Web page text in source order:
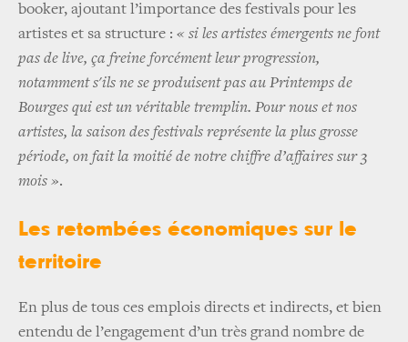
booker, ajoutant l’importance des festivals pour les
artistes et sa structure : « si les artistes émergents ne font
pas de live, ça freine forcément leur progression,
notamment s'ils ne se produisent pas au Printemps de
Bourges qui est un véritable tremplin. Pour nous et nos
artistes, la saison des festivals représente la plus grosse
période, on fait la moitié de notre chiffre d’affaires sur 3
mois ».
Les retombées économiques sur le
territoire
En plus de tous ces emplois directs et indirects, et bien
entendu de l’engagement d’un très grand nombre de